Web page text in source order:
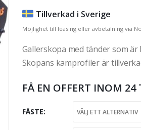
Tillverkad i Sverige
Möjlighet till leasing eller avbetalning via
Gallerskopa med tänder som
Skopans kamprofiler är
FÅ EN OFFERT INOM
FÄSTE